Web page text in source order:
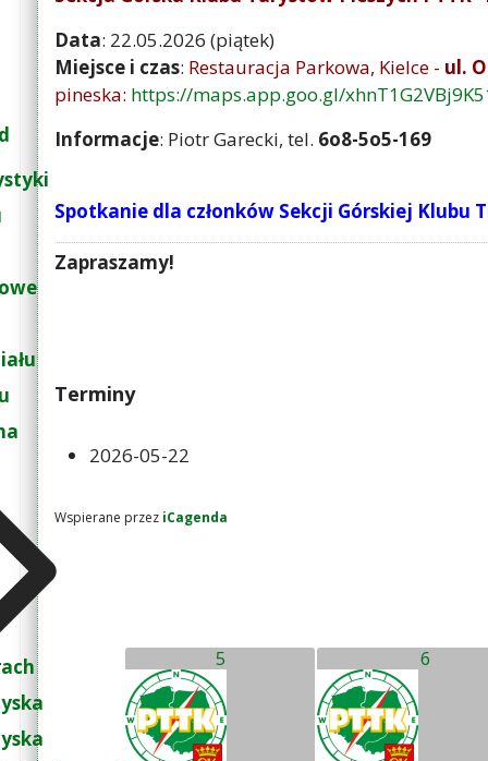
5 6
Data: 22.05.2026 (piątek)
Miejsce i czas: Restauracja Parkowa, Kielce - ul.
pineska: https://maps.app.goo.gl/
Informacje: Piotr Garecki, tel. 6o8-5o5-169
Spotkanie dla członków Sekcji Górskiej Klubu
Zapraszamy!
Terminy
2026-05-22
Wspierane przez iCagenda